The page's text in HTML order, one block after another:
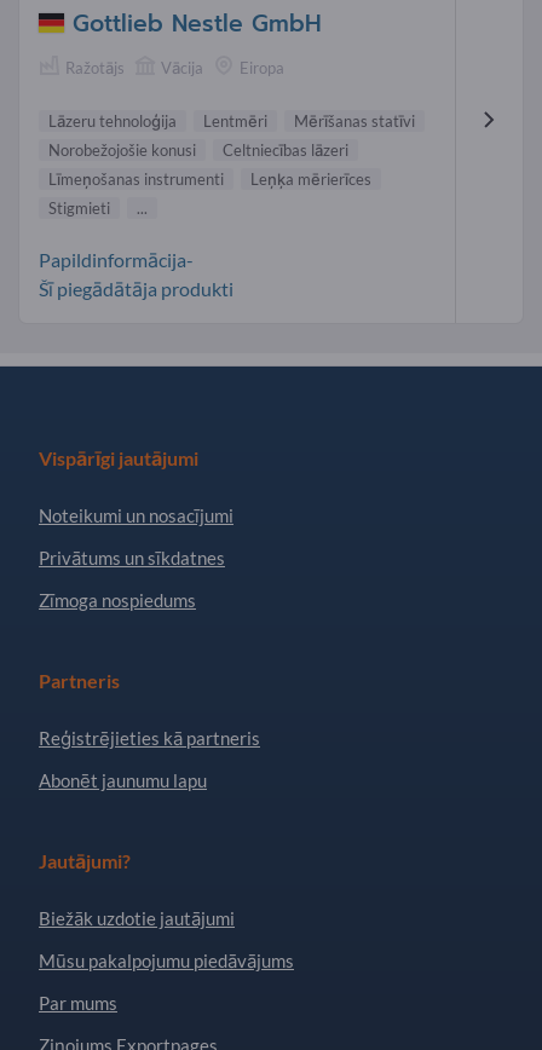
Gottlieb Nestle GmbH
Ražotājs Vācija Eiropa
Lāzeru tehnoloģija Lentmēri
Mērīšanas statīvi
Norobežojošie konusi
Celtniecības lāzeri
Līmeņošanas instrumenti
Leņķa mērierīces
Stigmieti
...
Papildinformācija-
Šī piegādātāja produkti
Vispārīgi jautājumi
Noteikumi un nosacījumi
Privātums un sīkdatnes
Zīmoga nospiedums
Partneris
Reģistrējieties kā partneris
Abonēt jaunumu lapu
Jautājumi?
Biežāk uzdotie jautājumi
Mūsu pakalpojumu piedāvājums
Par mums
Ziņojums Exportpages